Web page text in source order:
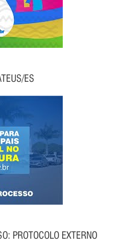
ES
PROTOCOLO EXTERNO